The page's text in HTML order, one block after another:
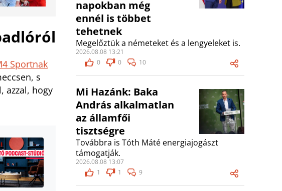
Sportnak
s
azzal, hogy
napokban még
ennél is többet
tehetnek
Megelőztük a németeket és a lengyeleket is.
2026.08.08 13:21
0
0 10
Mi Hazánk: Baka
András alkalmatlan
az államfői
tisztségre
Továbbra is Tóth Máté energiajogászt
támogatják.
2026.08.08 13:07
1
1 9